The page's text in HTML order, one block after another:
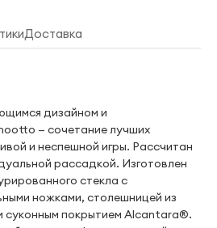
Доставка
дизайном и
— сочетание лучших
и неспешной игры. Рассчитан
рассадкой. Изготовлен
стекла с
ножками, столешницей из
суконным покрытием Alcantara®.